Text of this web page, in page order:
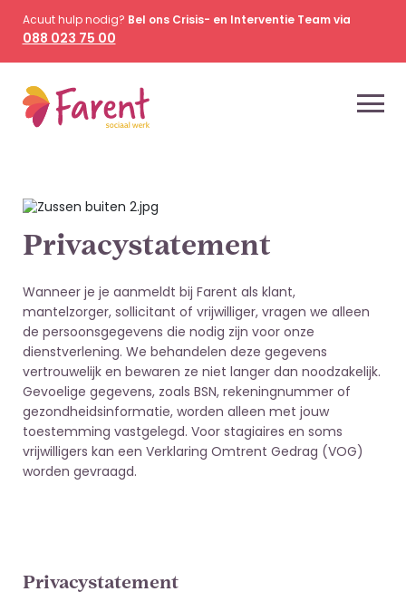
Acuut hulp nodig? Bel ons Crisis- en Interventie Team via
088 023 75 00
Privacystatement
Wanneer je je aanmeldt bij Farent als klant,
mantelzorger, sollicitant of vrijwilliger, vragen we alleen
de persoonsgegevens die nodig zijn voor onze
dienstverlening. We behandelen deze gegevens
vertrouwelijk en bewaren ze niet langer dan noodzakelijk.
Gevoelige gegevens, zoals BSN, rekeningnummer of
gezondheidsinformatie, worden alleen met jouw
toestemming vastgelegd. Voor stagiaires en soms
vrijwilligers kan een Verklaring Omtrent Gedrag (VOG)
worden gevraagd.
Privacystatement